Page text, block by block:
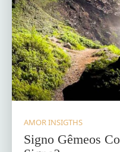
AMOR INSIGTHS
Signo Gêmeos